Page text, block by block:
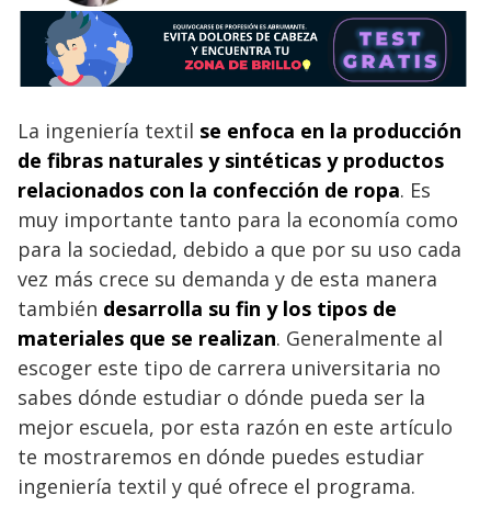
La ingeniería textil se enfoca en la producción
de fibras naturales y sintéticas y productos
relacionados con la confección de ropa. Es
muy importante tanto para la economía como
para la sociedad, debido a que por su uso cada
vez más crece su demanda y de esta manera
también desarrolla su fin y los tipos de
materiales que se realizan. Generalmente al
escoger este tipo de carrera universitaria no
sabes dónde estudiar o dónde pueda ser la
mejor escuela, por esta razón en este artículo
te mostraremos en dónde puedes estudiar
ingeniería textil y qué ofrece el programa.